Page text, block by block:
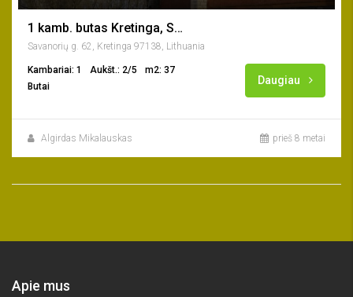
1 kamb. butas Kretinga, Savanorių g.
Savanorių g. 62, Kretinga 97138, Lithuania
Kambariai: 1 Aukšt.: 2/5
m2: 37
Butai
Daugiau
Algirdas Mikalauskas prieš 8 metai
Apie mus